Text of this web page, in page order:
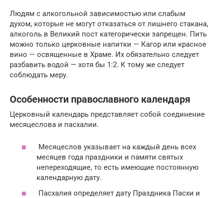
Людям с алкогольной зависимостью или слабым
духом, которые не могут отказаться от лишнего стакана,
алкоголь в Великий пост категорически запрещен. Пить
можно только церковные напитки — Кагор или красное
вино — освященные в Храме. Их обязательно следует
разбавить водой — хотя бы 1:2. К тому же следует
соблюдать меру.
Особенности православного календаря
Церковный календарь представляет собой соединение
месяцеслова и пасхалии.
Месяцеслов указывает на каждый день всех
месяцев года праздники и памяти святых
непереходящие, то есть имеющие постоянную
календарную дату.
Пасхалия определяет дату Праздника Пасхи и